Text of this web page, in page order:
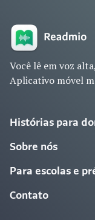
Você lê em voz
Aplicativo móvel
Histórias para
Sobre nós
Para escolas e
Contato